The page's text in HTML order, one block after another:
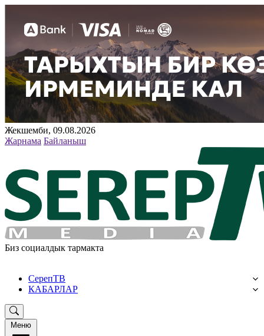
Жекшемби, 09.08.2026
Жарнама Байланыш
Биз социалдык тармакта
СерепТВ
КАБАРЛАР
Меню